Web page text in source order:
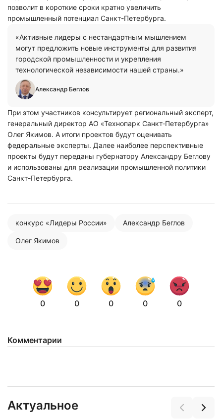
позволит в короткие сроки кратно увеличить
промышленный потенциал Санкт-Петербурга.
«Активные лидеры с нестандартным мышлением
могут предложить новые инструменты для развития
городской промышленности и укрепления
технологической независимости нашей страны.»
Александр Беглов
При этом участников консультирует региональный эксперт,
генеральный директор АО «Технопарк Санкт‑Петербурга»
Олег Якимов. А итоги проектов будут оценивать
федеральные эксперты. Далее наиболее перспективные
проекты будут переданы губернатору Александру Беглову
и использованы для реализации промышленной политики
Санкт-Петербурга.
конкурс «Лидеры России» Александр Беглов
Олег Якимов
0 0 0 0 0
Комментарии
Актуальное